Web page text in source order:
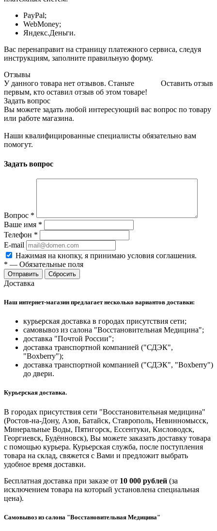
PayPal;
WebMoney;
Яндекс.Деньги.
Вас перенаправит на страницу платежного сервиса, следуя
инструкциям, заполните правильную форму.
Отзывы
Оставить отзыв
У данного товара нет отзывов. Станьте
первым, кто оставил отзыв об этом товаре!
Задать вопрос
Вы можете задать любой интересующий вас вопрос по товару
или работе магазина.
Наши квалифицированные специалисты обязательно вам
помогут.
Задать вопрос
Вопрос *
Ваше имя *
Телефон *
E-mail
Нажимая на кнопку, я принимаю условия соглашения.
* — Обязательные поля
Отправить Сбросить
Доставка
Наш интернет-магазин предлагает несколько вариантов доставки:
курьерская доставка в городах присутствия сети;
самовывоз из салона "Восстановительная Медицина";
доставка "Почтой России";
доставка транспортной компанией ("СДЭК",
"Boxberry");
доставка транспортной компанией ("СДЭК", "Boxberry")
до двери.
Курьерская доставка.
В городах присутствия сети "Восстановительная медицина"
(Ростов-на-Дону, Азов, Батайск, Ставрополь, Невинномысск,
Минеральные Воды, Пятигорск, Ессентуки, Кисловодск,
Георгиевск, Будённовск), Вы можете заказать доставку товара
с помощью курьера. Курьерская служба, после поступления
товара на склад, свяжется с Вами и предложит выбрать
удобное время доставки.
Бесплатная доставка при заказе от 10 000 рублей (за
исключением товара на который установлена специальная
цена).
Самовывоз из салона "Восстановительная Медицина"